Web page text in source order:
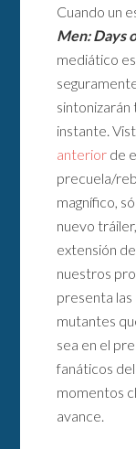
Cuando un
Men: Days
mediático
instante.
anterior de
precuela/
magnífico,
nuevo
extensión
nuestros
presenta las
mutantes
sea en el
fanáticos
momentos
avance.